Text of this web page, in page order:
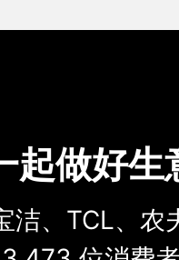
起做好生
洁、TCL、农